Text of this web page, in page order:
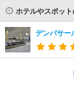
ホテルやスポッ
デンパサー